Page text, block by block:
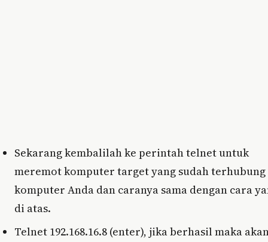
Sekarang kembalilah ke perintah telnet untuk
meremot komputer target yang sudah terhubung
komputer Anda dan caranya sama dengan cara
di atas.
Telnet 192.168.16.8 (enter), jika berhasil maka